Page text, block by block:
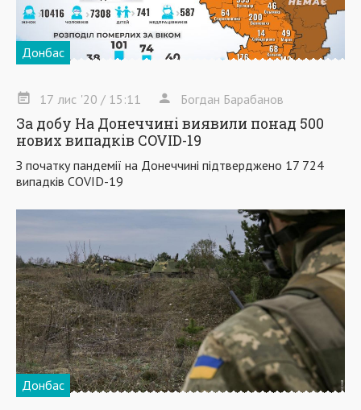
Донбас
17 лис '20 / 15:11 Богдан Барабанов
За добу На Донеччині виявили понад 500
нових випадків COVID-19
З початку пандемії на Донеччині підтверджено 17 724
випадків COVID-19
Донбас